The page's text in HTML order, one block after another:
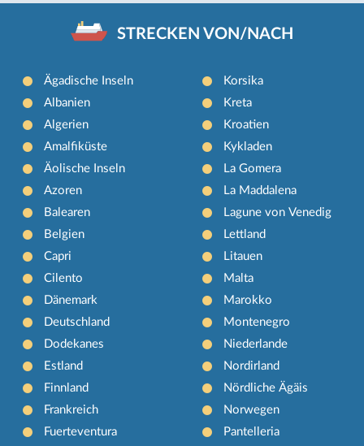
STRECKEN VON/NACH
Ägadische Inseln
Albanien
Algerien
Amalfiküste
Äolische Inseln
Azoren
Balearen
Belgien
Capri
Cilento
Dänemark
Deutschland
Dodekanes
Estland
Finnland
Frankreich
Fuerteventura
Korsika
Kreta
Kroatien
Kykladen
La Gomera
La Maddalena
Lagune von Venedig
Lettland
Litauen
Malta
Marokko
Montenegro
Niederlande
Nordirland
Nördliche Ägäis
Norwegen
Pantelleria